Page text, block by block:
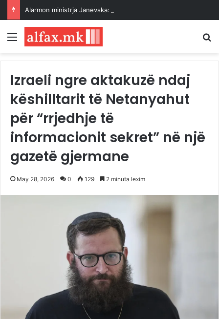
Menu
Izraeli ngre aktakuzë ndaj
këshilltarit të Netanyahut
për “rrjedhje të
informacionit sekret” në një
gazetë gjermane
May 28, 2026 0 129 2 minuta lexim